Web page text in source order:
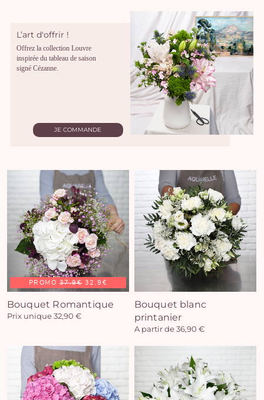
L’art d'offrir !
Offrez la collection Louvre
inspirée du tableau de saison
signé Cézanne.
JE COMMANDE
PROMO 37.9€32.9€
Bouquet Romantique
Prix unique 32,90 €
Bouquet blanc
printanier
A partir de 36,90 €